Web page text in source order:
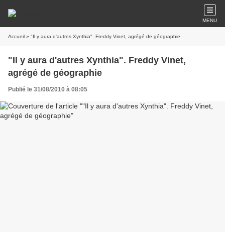
MENU
Accueil » "Il y aura d'autres Xynthia". Freddy Vinet, agrégé de géographie
"Il y aura d'autres Xynthia". Freddy Vinet,
agrégé de géographie
Publié le 31/08/2010 à 08:05